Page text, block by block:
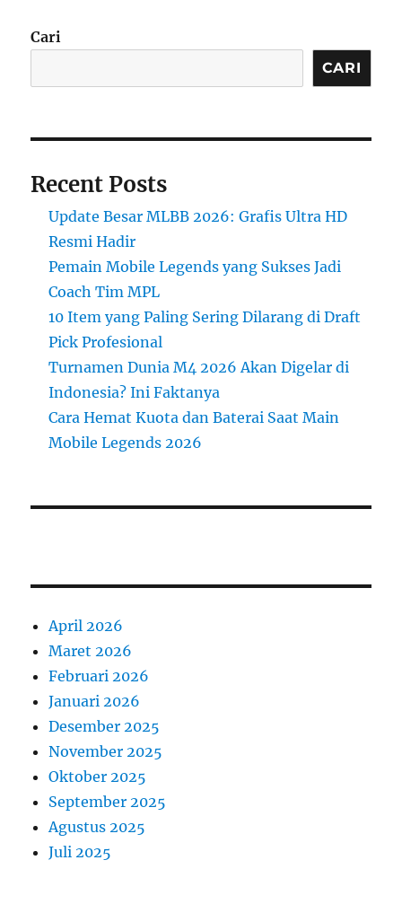
Cari
CARI
Recent Posts
Update Besar MLBB 2026: Grafis Ultra HD
Resmi Hadir
Pemain Mobile Legends yang Sukses Jadi
Coach Tim MPL
10 Item yang Paling Sering Dilarang di Draft
Pick Profesional
Turnamen Dunia M4 2026 Akan Digelar di
Indonesia? Ini Faktanya
Cara Hemat Kuota dan Baterai Saat Main
Mobile Legends 2026
April 2026
Maret 2026
Februari 2026
Januari 2026
Desember 2025
November 2025
Oktober 2025
September 2025
Agustus 2025
Juli 2025